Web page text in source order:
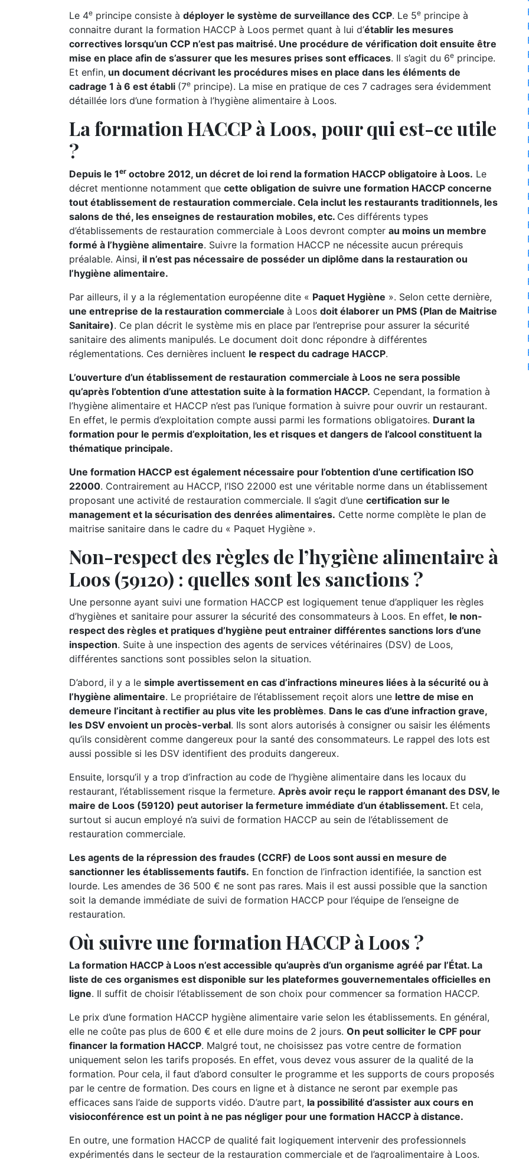
Le 4e principe consiste à déployer le système de surveillance des CCP. Le 5e principe à
connaitre durant la formation HACCP à Loos permet quant à lui d’établir les mesures
correctives lorsqu’un CCP n’est pas maitrisé. Une procédure de vérification doit ensuite être
mise en place afin de s’assurer que les mesures prises sont efficaces. Il s’agit du 6e principe.
Et enfin, un document décrivant les procédures mises en place dans les éléments de
cadrage 1 à 6 est établi (7e principe). La mise en pratique de ces 7 cadrages sera évidemment
détaillée lors d’une formation à l’hygiène alimentaire à Loos.
La formation HACCP à Loos, pour qui est-ce utile
?
Depuis le 1er octobre 2012, un décret de loi rend la formation HACCP obligatoire à Loos. Le
décret mentionne notamment que cette obligation de suivre une formation HACCP concerne
tout établissement de restauration commerciale. Cela inclut les restaurants traditionnels, les
salons de thé, les enseignes de restauration mobiles, etc. Ces différents types
d’établissements de restauration commerciale à Loos devront compter au moins un membre
formé à l’hygiène alimentaire. Suivre la formation HACCP ne nécessite aucun prérequis
préalable. Ainsi, il n’est pas nécessaire de posséder un diplôme dans la restauration ou
l’hygiène alimentaire.
Par ailleurs, il y a la réglementation européenne dite « Paquet Hygiène ». Selon cette dernière,
une entreprise de la restauration commerciale à Loos doit élaborer un PMS (Plan de Maitrise
Sanitaire). Ce plan décrit le système mis en place par l’entreprise pour assurer la sécurité
sanitaire des aliments manipulés. Le document doit donc répondre à différentes
réglementations. Ces dernières incluent le respect du cadrage HACCP.
L’ouverture d’un établissement de restauration commerciale à Loos ne sera possible
qu’après l’obtention d’une attestation suite à la formation HACCP. Cependant, la formation à
l’hygiène alimentaire et HACCP n’est pas l’unique formation à suivre pour ouvrir un restaurant.
En effet, le permis d’exploitation compte aussi parmi les formations obligatoires. Durant la
formation pour le permis d’exploitation, les et risques et dangers de l’alcool constituent la
thématique principale.
Une formation HACCP est également nécessaire pour l’obtention d’une certification ISO
22000. Contrairement au HACCP, l’ISO 22000 est une véritable norme dans un établissement
proposant une activité de restauration commerciale. Il s’agit d’une certification sur le
management et la sécurisation des denrées alimentaires. Cette norme complète le plan de
maitrise sanitaire dans le cadre du « Paquet Hygiène ».
Non-respect des règles de l’hygiène alimentaire à
Loos (59120) : quelles sont les sanctions ?
Une personne ayant suivi une formation HACCP est logiquement tenue d’appliquer les règles
d’hygiènes et sanitaire pour assurer la sécurité des consommateurs à Loos. En effet, le non-
respect des règles et pratiques d’hygiène peut entrainer différentes sanctions lors d’une
inspection. Suite à une inspection des agents de services vétérinaires (DSV) de Loos,
différentes sanctions sont possibles selon la situation.
D’abord, il y a le simple avertissement en cas d’infractions mineures liées à la sécurité ou à
l’hygiène alimentaire. Le propriétaire de l’établissement reçoit alors une lettre de mise en
demeure l’incitant à rectifier au plus vite les problèmes. Dans le cas d’une infraction grave,
les DSV envoient un procès-verbal. Ils sont alors autorisés à consigner ou saisir les éléments
qu’ils considèrent comme dangereux pour la santé des consommateurs. Le rappel des lots est
aussi possible si les DSV identifient des produits dangereux.
Ensuite, lorsqu’il y a trop d’infraction au code de l’hygiène alimentaire dans les locaux du
restaurant, l’établissement risque la fermeture. Après avoir reçu le rapport émanant des DSV, le
maire de Loos (59120) peut autoriser la fermeture immédiate d’un établissement. Et cela,
surtout si aucun employé n’a suivi de formation HACCP au sein de l’établissement de
restauration commerciale.
Les agents de la répression des fraudes (CCRF) de Loos sont aussi en mesure de
sanctionner les établissements fautifs. En fonction de l’infraction identifiée, la sanction est
lourde. Les amendes de 36 500 € ne sont pas rares. Mais il est aussi possible que la sanction
soit la demande immédiate de suivi de formation HACCP pour l’équipe de l’enseigne de
restauration.
Où suivre une formation HACCP à Loos ?
La formation HACCP à Loos n’est accessible qu’auprès d’un organisme agréé par l’État. La
liste de ces organismes est disponible sur les plateformes gouvernementales officielles en
ligne. Il suffit de choisir l’établissement de son choix pour commencer sa formation HACCP.
Le prix d’une formation HACCP hygiène alimentaire varie selon les établissements. En général,
elle ne coûte pas plus de 600 € et elle dure moins de 2 jours. On peut solliciter le CPF pour
financer la formation HACCP. Malgré tout, ne choisissez pas votre centre de formation
uniquement selon les tarifs proposés. En effet, vous devez vous assurer de la qualité de la
formation. Pour cela, il faut d’abord consulter le programme et les supports de cours proposés
par le centre de formation. Des cours en ligne et à distance ne seront par exemple pas
efficaces sans l’aide de supports vidéo. D’autre part, la possibilité d’assister aux cours en
visioconférence est un point à ne pas négliger pour une formation HACCP à distance.
En outre, une formation HACCP de qualité fait logiquement intervenir des professionnels
expérimentés dans le secteur de la restauration commerciale et de l’agroalimentaire à Loos.